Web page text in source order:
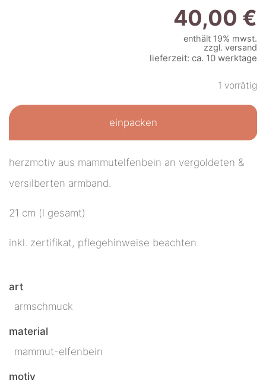
40,00 €
enthält 19% mwst.
zzgl. versand
lieferzeit: ca. 10 werktage
1 vorrätig
einpacken
herzmotiv aus mammutelfenbein an vergoldeten &
versilberten armband.
21 cm (l gesamt)
inkl. zertifikat, pflegehinweise beachten.
art
armschmuck
material
mammut-elfenbein
motiv